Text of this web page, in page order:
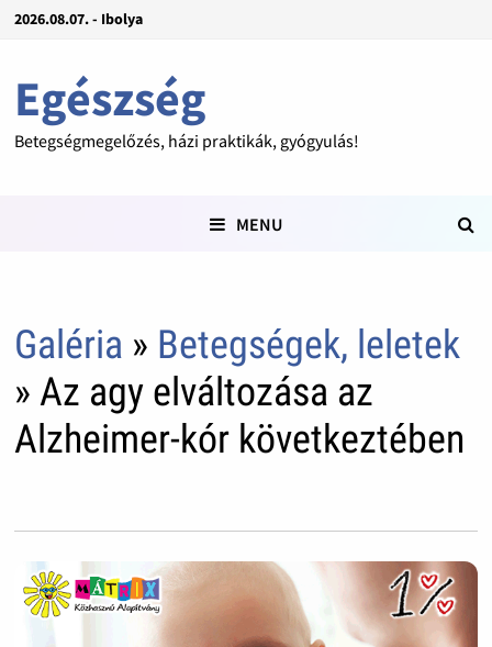
2026.08.07. - Ibolya
Egészség
Betegségmegelőzés, házi praktikák, gyógyulás!
MENU
Galéria » Betegségek, leletek
» Az agy elváltozása az
Alzheimer-kór következtében